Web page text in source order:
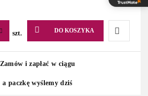
szt. DO KOSZYKA
Do
Zamów i zapłać w ciągu
a paczkę wyślemy dziś